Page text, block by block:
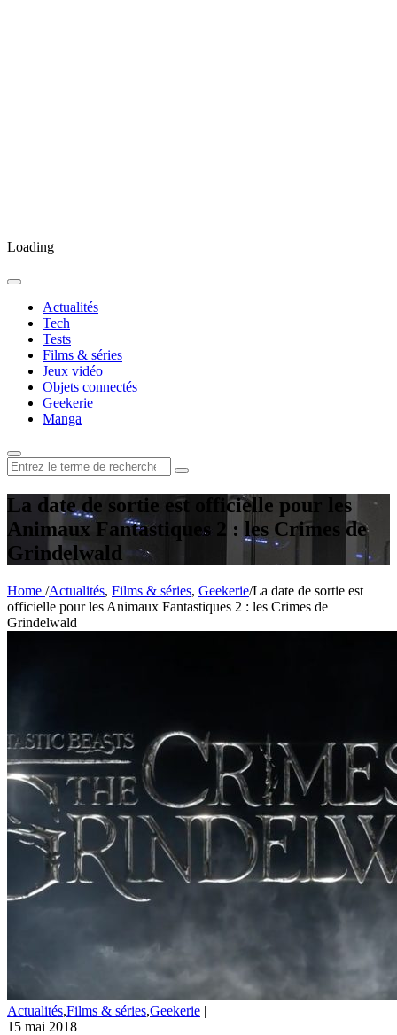
Loading
Actualités
Tech
Tests
Films & séries
Jeux vidéo
Objets connectés
Geekerie
Manga
Rechercher
:
La date de sortie est officielle pour les
Animaux Fantastiques 2 : les Crimes de
Grindelwald
Home /Actualités, Films & séries, Geekerie/La date de sortie est
officielle pour les Animaux Fantastiques 2 : les Crimes de
Grindelwald
Actualités,Films & séries,Geekerie |
15 mai 2018